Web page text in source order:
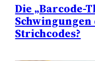
Die „Barcode-
Strichcodes?